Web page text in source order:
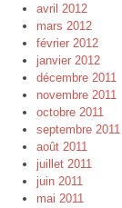
avril 2012
mars 2012
février 2012
janvier 2012
décembre 2011
novembre 2011
octobre 2011
septembre 2011
août 2011
juillet 2011
juin 2011
mai 2011